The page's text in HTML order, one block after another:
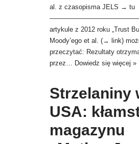
al. z czasopisma JELS → tu
artykule z 2012 roku „Trust
Moody’ego et al. (→ link)
przeczytać: Rezultaty
przez…
Dowiedz się więcej »
Strzelaniny
USA:
magazynu